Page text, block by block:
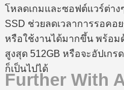
โหลดเกมและซอฟต์แวร์ต่าง
SSD ช่วยลดเวลาการรอค
หรือใช้งานได้มากขึ้น พร้อม
สูงสุด 512GB หรือจะอัปเกร
ก็เป็นไปได้
Further With